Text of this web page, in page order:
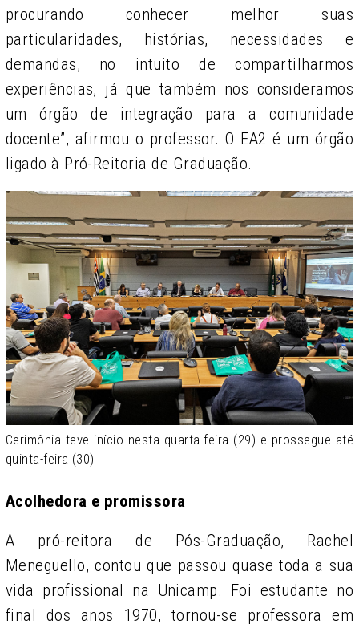
procurando conhecer melhor suas
particularidades, histórias, necessidades e
demandas, no intuito de compartilharmos
experiências, já que também nos consideramos
um órgão de integração para a comunidade
docente”, afirmou o professor. O EA2 é um órgão
ligado à Pró-Reitoria de Graduação.
Cerimônia teve início nesta quarta-feira (29) e prossegue até
quinta-feira (30)
Acolhedora e promissora
A pró-reitora de Pós-Graduação, Rachel
Meneguello, contou que passou quase toda a sua
vida profissional na Unicamp. Foi estudante no
final dos anos 1970, tornou-se professora em